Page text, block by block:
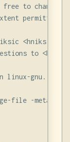
free to change
permitted
to <bug-
linux-gnu.
file -metalink